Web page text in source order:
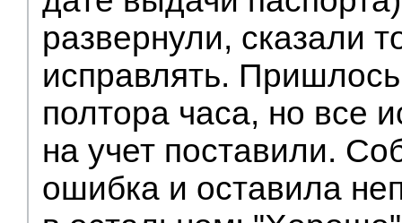
развернули, сказали
исправлять.
полтора часа, но все
на учет поставили.
ошибка и оставила